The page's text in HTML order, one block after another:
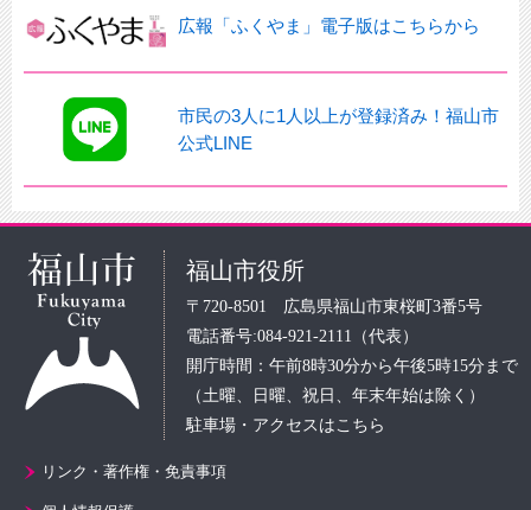
広報「ふくやま」電子版はこちらから
市民の3人に1人以上が登録済み！福山市
公式LINE
福山市役所
〒720-8501 広島県福山市東桜町3番5号
電話番号:084-921-2111（代表）
開庁時間：午前8時30分から午後5時15分まで
（土曜、日曜、祝日、年末年始は除く）
駐車場・アクセスはこちら
リンク・著作権・免責事項